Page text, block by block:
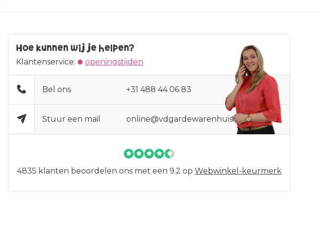
Hoe kunnen wij je helpen?
Klantenservice: openingstijden
Bel ons +31 488 44 06 83
Stuur een mail online@vdgardewarenhuis.nl
4835 klanten beoordelen ons met een 9.2 op Webwinkel-keurmerk